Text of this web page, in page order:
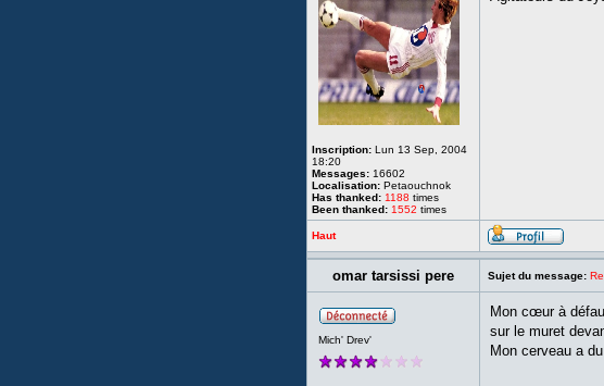
Inscription: Lun 13 Sep, 2004
18:20
Messages: 16602
Localisation: Petaouchnok
Has thanked: 1188 times
Been thanked: 1552 times
Haut
omar tarsissi pere Sujet du message:
Mich' Drev'
Mon cœur à
sur le muret
Mon cerveau a